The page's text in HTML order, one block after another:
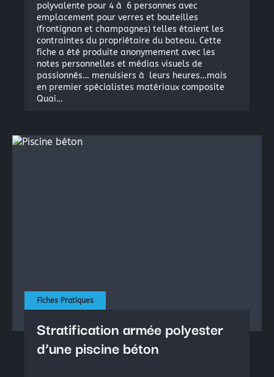
polyvalente pour 4 à 6 personnes avec
emplacement pour verres et bouteilles
(frontignan et champagnes) telles étaient les
contraintes du propriétaire du bateau. Cette
fiche a été produite anonymement avec les
notes personnelles et médias visuels de
passionnés… menuisiers à leurs heures…mais
en premier spécialistes matériaux composite
Quai…
Fiches Pratiques
Stratification armée polyester
d’une piscine béton